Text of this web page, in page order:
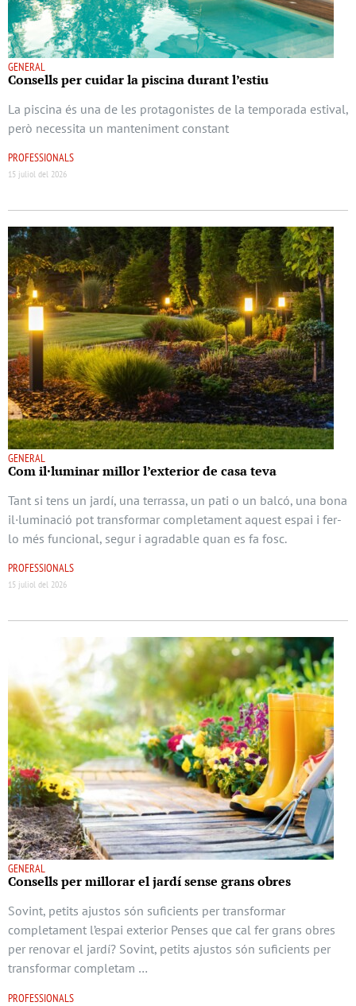
GENERAL
Consells per cuidar la piscina durant l’estiu
La piscina és una de les protagonistes de la temporada estival,
però necessita un manteniment constant
PROFESSIONALS
15 juliol del 2026
GENERAL
Com il·luminar millor l’exterior de casa teva
Tant si tens un jardí, una terrassa, un pati o un balcó, una bona
il·luminació pot transformar completament aquest espai i fer-
lo més funcional, segur i agradable quan es fa fosc.
PROFESSIONALS
15 juliol del 2026
GENERAL
Consells per millorar el jardí sense grans obres
Sovint, petits ajustos són suficients per transformar
completament l’espai exterior Penses que cal fer grans obres
per renovar el jardí? Sovint, petits ajustos són suficients per
transformar completam …
PROFESSIONALS